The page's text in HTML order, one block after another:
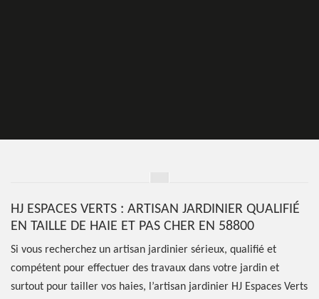
HJ ESPACES VERTS : ARTISAN JARDINIER QUALIFIÉ
EN TAILLE DE HAIE ET PAS CHER EN 58800
Si vous recherchez un artisan jardinier sérieux, qualifié et
compétent pour effectuer des travaux dans votre jardin et
surtout pour tailler vos haies, l’artisan jardinier HJ Espaces Verts